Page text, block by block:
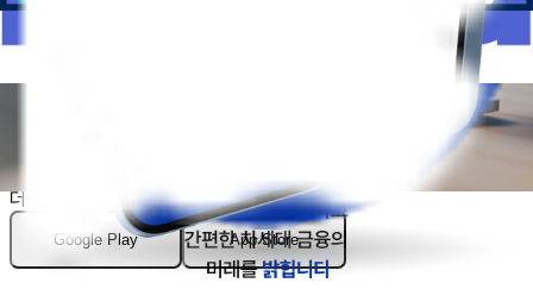
데일리펀딩은 모바일앱에서
더 편리하게 이용할 수 있습니다
Google Play App Store